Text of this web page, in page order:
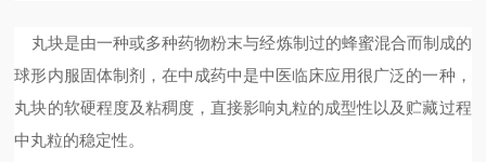
丸块是由一种或多种药物粉末与经炼制过的蜂蜜混合而制成的
球形内服固体制剂，在中成药中是中医临床应用很广泛的一种，
丸块的软硬程度及粘稠度，直接影响丸粒的成型性以及贮藏过程
中丸粒的稳定性。